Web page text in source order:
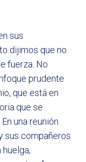
sus
dijimos que no
fuerza. No
prudente
que está en
que se
una reunión
sus compañeros